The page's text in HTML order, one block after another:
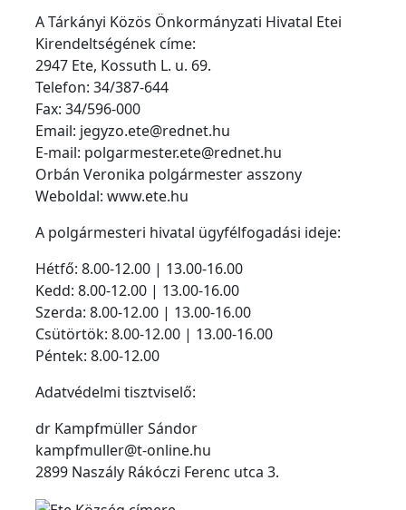
A Tárkányi Közös Önkormányzati Hivatal Etei
Kirendeltségének címe:
2947 Ete, Kossuth L. u. 69.
Telefon: 34/387-644
Fax: 34/596-000
Email: jegyzo.ete@rednet.hu
E-mail: polgarmester.ete@rednet.hu
Orbán Veronika polgármester asszony
Weboldal: www.ete.hu
A polgármesteri hivatal ügyfélfogadási ideje:
Hétfő: 8.00-12.00 | 13.00-16.00
Kedd: 8.00-12.00 | 13.00-16.00
Szerda: 8.00-12.00 | 13.00-16.00
Csütörtök: 8.00-12.00 | 13.00-16.00
Péntek: 8.00-12.00
Adatvédelmi tisztviselő:
dr Kampfmüller Sándor
kampfmuller@t-online.hu
2899 Naszály Rákóczi Ferenc utca 3.